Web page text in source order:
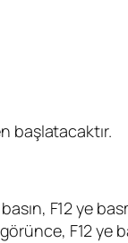
başlatacaktır.
F12 ye
F12 ye